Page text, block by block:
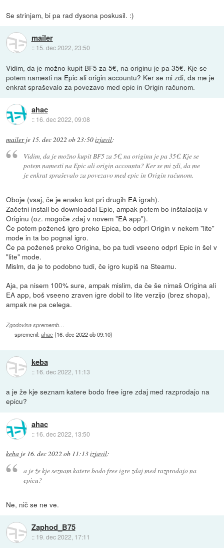
Se strinjam, bi pa rad dysona poskusil. :)
mailer
:: 15. dec 2022, 23:50
Vidim, da je možno kupit BF5 za 5€, na originu je pa 35€. Kje se
potem namesti na Epic ali origin accountu? Ker se mi zdi, da me je
enkrat spraševalo za povezavo med epic in Origin računom.
ahac
:: 16. dec 2022, 09:08
mailerje 15. dec 2022 ob 23:50izjavil:
Vidim, da je možno kupit BF5 za 5€, na originu je pa 35€. Kje se
potem namesti na Epic ali origin accountu? Ker se mi zdi, da me
je enkrat spraševalo za povezavo med epic in Origin računom.
Oboje (vsaj, če je enako kot pri drugih EA igrah).
Začetni install bo downloadal Epic, ampak potem bo inštalacija v
Originu (oz. mogoče zdaj v novem "EA app").
Če potem poženeš igro preko Epica, bo odprl Origin v nekem "lite"
mode in ta bo pognal igro.
Če pa poženeš preko Origina, bo pa tudi vseeno odprl Epic in šel v
"lite" mode.
Mislm, da je to podobno tudi, če igro kupiš na Steamu.
Aja, pa nisem 100% sure, ampak mislim, da če še nimaš Origina ali
EA app, boš vseeno zraven igre dobil to lite verzijo (brez shopa),
ampak ne pa celega.
Zgodovina sprememb…
spremenil:ahac (16. dec 2022 ob 09:10)
keba
:: 16. dec 2022, 11:13
a je že kje seznam katere bodo free igre zdaj med razprodajo na
epicu?
ahac
:: 16. dec 2022, 13:50
keba je 16. dec 2022 ob 11:13izjavil:
a je že kje seznam katere bodo free igre zdaj med razprodajo na
epicu?
Ne, nič se ne ve.
Zaphod_B75
:: 19. dec 2022, 17:11